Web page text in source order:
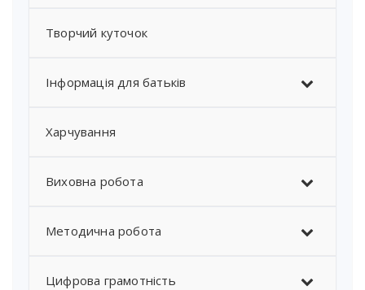
Творчий куточок
Інформація для батьків
Харчування
Виховна робота
Методична робота
Цифрова грамотність